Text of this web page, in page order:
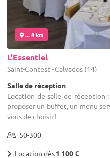
... 8 km
L'Essentiel
Saint-Contest - Calvados (14)
Salle de réception
Location de salle de réception
proposer un buffet, un menu
vous de choisir !
50-300
Location dès 1 100 €